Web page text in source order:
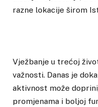
razne lokacije širom
Vježbanje u trećoj
važnosti. Danas je
aktivnost može
promjenama i boljoj